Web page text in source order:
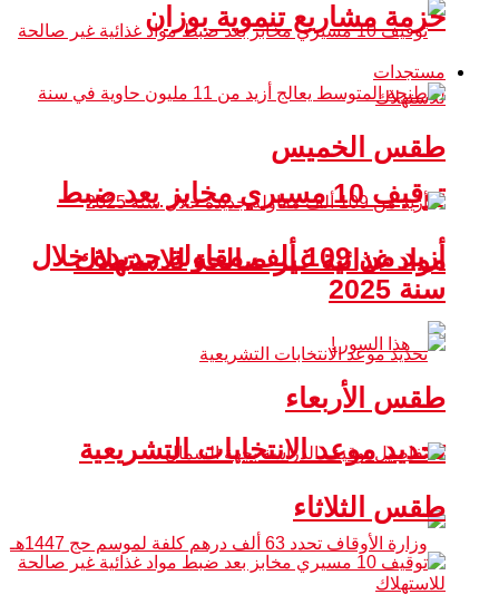
توقيف 10 مسيري مخابز بعد ضبط
مواد غذائية غير صالحة للاستهلاك
تحديد موعد الانتخابات التشريعية
حزمة مشاريع تنموية بوزان
مستجدات
طقس الخميس
أزيد من 109 ألف مقاولة جديدة خلال
سنة 2025
طقس الأربعاء
طقس الثلاثاء